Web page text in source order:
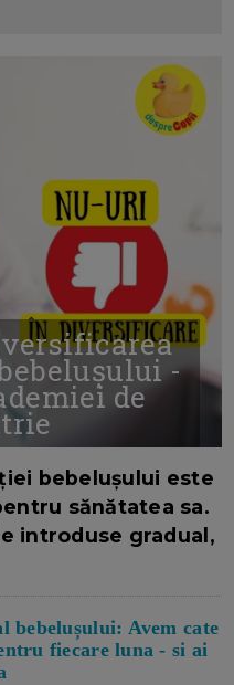
-
de
bebelușului este
sănătatea sa.
introduse gradual,
bebelușului: Avem cate
fiecare luna - si ai